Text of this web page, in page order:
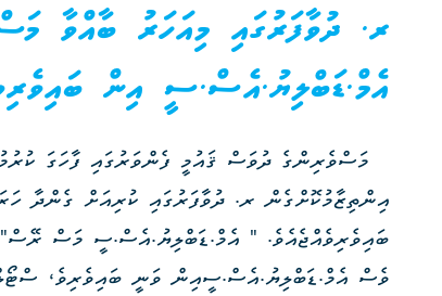
ރ. ދުވާފަރުގައި މިއަހަރު ބާއްވާ
އެމް.ޑަބްލިޔު.އެސް.ސީ އިން
މަސްވެރިންގެ ދުވަސް ޤައުމީ ފެންވަރުގައި ފާހަގަ
އިންތިޒާމުކޮށްގެން ރ. ދުވާފަރުގައި ކުރިއަށް ގެންދާ
ބައިވެރިވެއްޖެއެވެ. " އެމް.ޑަބްލިޔު.އެސް.ސީ މަސް
ވެސް އެމް.ޑަބްލިޔު.އެސް.ސީއިން ވަނީ ބައިވެރިވެ،